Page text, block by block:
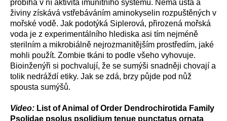
probíhá v ní aktivita imunitního systému. Nemá ústa a
živiny získává vstřebáváním aminokyselin rozpuštěných v
mořské vodě. Jak podotýká Siplerová, přirozená mořská
voda je z experimentálního hlediska asi tím nejméně
sterilním a mikrobiálně nejrozmanitějším prostředím, jaké
mohli použít. Zombie tkáni to podle všeho vyhovuje.
Bioinženýři si pochvalují, že se sumýši snadněji chovají a
tolik nedráždí etiky. Jak se zdá, brzy půjde pod nůž
spousta sumýšů.
Video: List of Animal of Order Dendrochirotida Family
Psolidae psolus psolidium tenue punctatus ornata